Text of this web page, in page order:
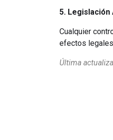
5. Legislación
Cualquier
efectos
Última